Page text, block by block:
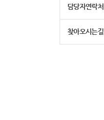
담당자연락처
찾아오시는길